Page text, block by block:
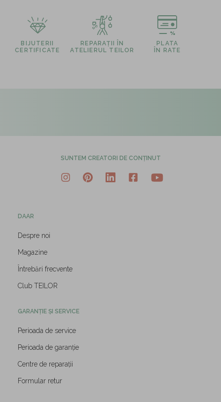
BIJUTERII
CERTIFICATE
REPARAȚII ÎN
ATELIERUL TEILOR
PLATA
ÎN RATE
SUNTEM CREATORI DE CONȚINUT
DAAR
Despre noi
Magazine
Întrebări frecvente
Club TEILOR
GARANȚIE ȘI SERVICE
Perioada de service
Perioada de garanție
Centre de reparații
Formular retur